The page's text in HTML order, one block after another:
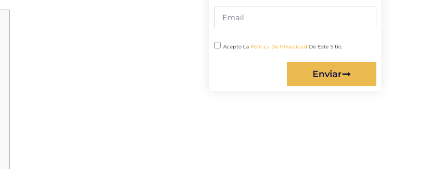
Acepto La Política De Privacidad De Este Sitio.
Enviar